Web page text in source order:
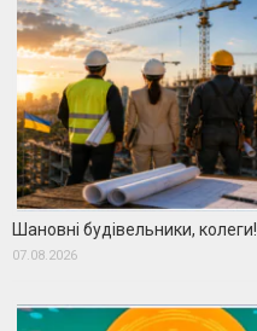
Шановні будівельники, колеги!
07.08.2026